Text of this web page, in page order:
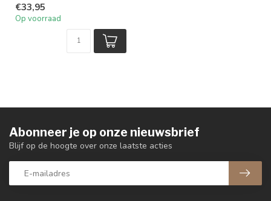
€33,95
Op voorraad
Abonneer je op onze nieuwsbrief
Blijf op de hoogte over onze laatste acties